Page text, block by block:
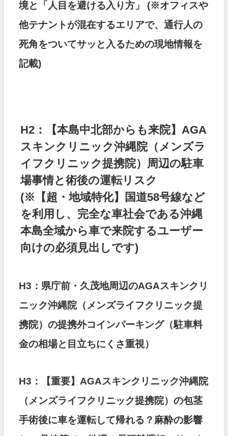
境と「人目を避ける入り方」 (※オフィスや
他テナントが混在するエリアで、通行人の
死角をついてサッと入るための現地情報を
記載)
H2：【本島中北部からも来院】AGA
スキンクリニック沖縄院（メンズラ
イフクリニック提携院）周辺の駐車
場事情と術後の運転リスク
(※【超・地域特化】国道58号線など
を利用し、完全な車社会である沖縄
本島全域から車で来院するユーザー
向けの必須見出しです)
H3：県庁前・久茂地周辺のAGAスキンクリ
ニック沖縄院（メンズライフクリニック提
携院）の提携外コインパーキング（駐車料
金の相場と目立ちにくさ重視）
H3：【重要】AGAスキンクリニック沖縄院
（メンズライフクリニック提携院）の包茎
手術後に車を運転して帰れる？麻酔の影響